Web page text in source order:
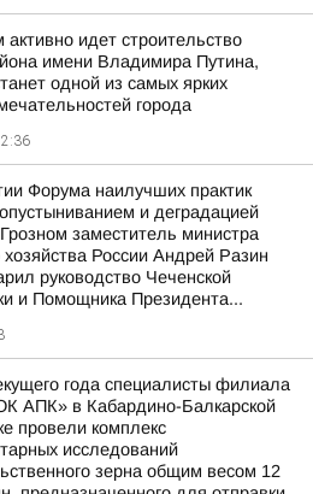
активно идет строительство
имени Владимира Путина,
одной из самых ярких
города
Форума наилучших практик
и деградацией
заместитель министра
хозяйства России Андрей Разин
руководство Чеченской
и Помощника Президента...
года специалисты филиала
АПК» в Кабардино-Балкарской
провели комплекс
исследований
зерна общим весом 12